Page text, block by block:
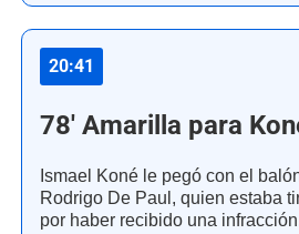
20:41
78' Amarilla para
Ismael Koné le pegó con el
Rodrigo De Paul, quien estaba
por haber recibido una